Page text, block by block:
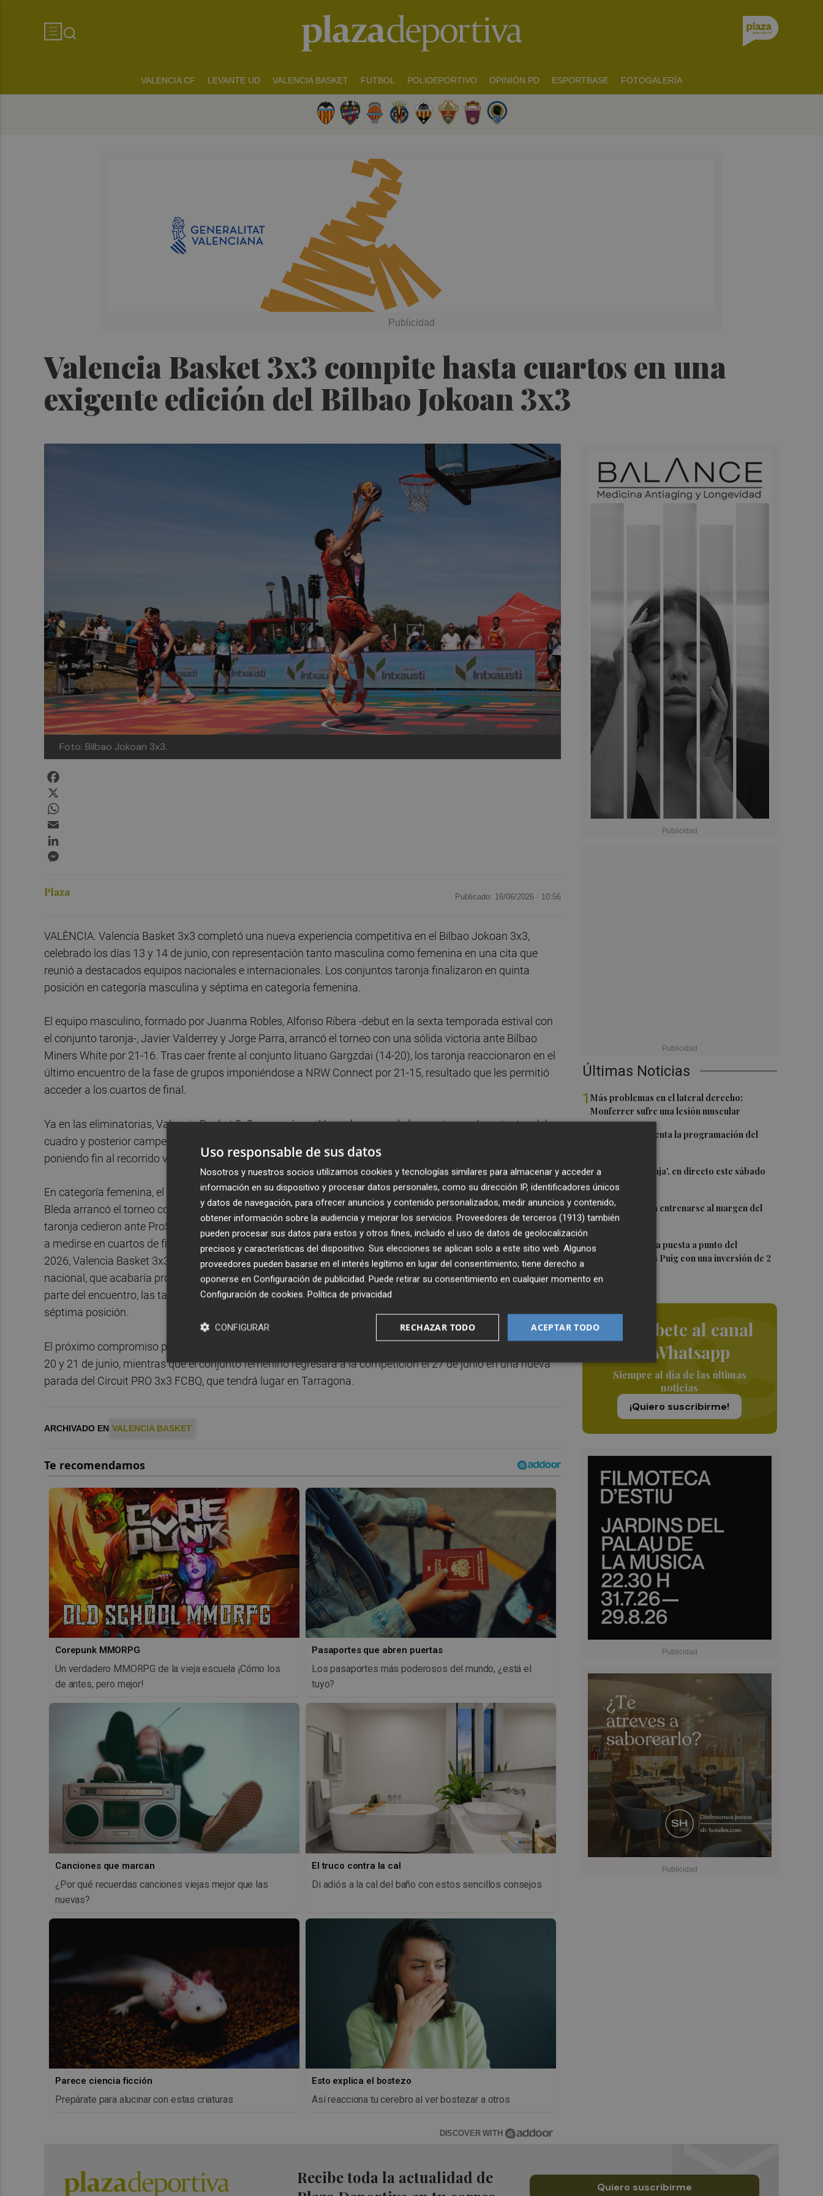
VALENCIA CF LEVANTE UD VALENCIA BASKET FUTBOL POLIDEPORTIVO OPINIÓN PD ESPORTBASE FOTOGALERÍA
Valencia Basket 3x3 compite hasta cuartos en una
exigente edición del Bilbao Jokoan 3x3
Foto: Bilbao Jokoan 3x3.
Últimas Noticias
1Más problemas en el lateral derecho:
Monferrer sufre una lesión muscular
El Valencia presenta la programación del
3El 'Trofeu Taronja', en directo este sábado
por À Punt
4Almeida vuelve a entrenarse al margen del
grupo
5València ultima la puesta a punto del
Velódromo Lluís Puig con una inversión de 2
Suscríbete al canal
de Whatsapp
Siempre al día de las últimas
noticias
¡Quiero suscribirme!
Plaza Publicado: 16/06/2026 · 10:56
VALÈNCIA. Valencia Basket 3x3 completó una nueva experiencia competitiva en el Bilbao Jokoan 3x3,
celebrado los días 13 y 14 de junio, con representación tanto masculina como femenina en una cita que
reunió a destacados equipos nacionales e internacionales. Los conjuntos taronja finalizaron en quinta
posición en categoría masculina y séptima en categoría femenina.
El equipo masculino, formado por Juanma Robles, Alfonso Ribera -debut en la sexta temporada estival con
el conjunto taronja-, Javier Valderrey y Jorge Parra, arrancó el torneo con una sólida victoria ante Bilbao
Miners White por 21-16. Tras caer frente al conjunto lituano Gargzdai (14-20), los taronja reaccionaron en el
último encuentro de la fase de grupos imponiéndose a NRW Connect por 21-15, resultado que les permitió
acceder a los cuartos de final.
Ya en las eliminatorias, Valencia Basket 3x3 se cruzó con Hangzhou, uno de los equipos más potentes del
cuadro y posterior campeón. El conjunto chino impuso su ritmo para llevarse el encuentro por 22-13,
poniendo fin al recorrido valenciano en una competición de gran nivel internacional.
En categoría femenina, el equipo integrado por Alba Sánchez-Ramos, Frida Cecchi, Irene Broncano y Marina
Bleda arrancó el torneo con una convincente victoria frente a Loiola Indautxu (19-7). Posteriormente, las
taronja cedieron ante ProSport 3x3 Academy (15-19) en un encuentro muy igualado, resultado que les llevó
a medirse en cuartos de final a Ointxe!. En un duelo que reeditaría la final del reciente L’Alqueria Open 3x3
2026, Valencia Basket 3x3 volvió a competir de tú a tú ante uno de los conjuntos más sólidos del panorama
nacional, que acabaría proclamándose campeón del torneo. Pese al esfuerzo y la igualdad durante buena
parte del encuentro, las taronja terminaron cayendo por 10-14, cerrando su participación en una meritoria
séptima posición.
El próximo compromiso para el equipo masculino será el Challenger de Singapur, que se disputará los días
20 y 21 de junio, mientras que el conjunto femenino regresará a la competición el 27 de junio en una nueva
parada del Circuit PRO 3x3 FCBQ, que tendrá lugar en Tarragona.
ARCHIVADO EN VALENCIA BASKET
Corepunk MMORPG
Un verdadero MMORPG de la vieja escuela ¡Cómo los
de antes, pero mejor!
Pasaportes que abren puertas
Los pasaportes más poderosos del mundo, ¿está el
tuyo?
Canciones que marcan
¿Por qué recuerdas canciones viejas mejor que las
nuevas?
El truco contra la cal
Di adiós a la cal del baño con estos sencillos consejos
Parece ciencia ficción
Prepárate para alucinar con estas criaturas
Esto explica el bostezo
Así reacciona tu cerebro al ver bostezar a otros
DISCOVER WITH
Recibe toda la actualidad de
Quiero suscribirme
Uso responsable de sus datos
Nosotros y nuestros socios utilizamos cookies y tecnologías similares para almacenar y acceder a
información en su dispositivo y procesar datos personales, como su dirección IP, identificadores únicos
y datos de navegación, para ofrecer anuncios y contenido personalizados, medir anuncios y contenido,
obtener información sobre la audiencia y mejorar los servicios. Proveedores de terceros (1913) también
pueden procesar sus datos para estos y otros fines, incluido el uso de datos de geolocalización
precisos y características del dispositivo. Sus elecciones se aplican solo a este sitio web. Algunos
proveedores pueden basarse en el interés legítimo en lugar del consentimiento; tiene derecho a
oponerse en Configuración de publicidad. Puede retirar su consentimiento en cualquier momento en
Configuración de cookies. Política de privacidad
ACEPTAR TODO
RECHAZAR TODO
CONFIGURAR